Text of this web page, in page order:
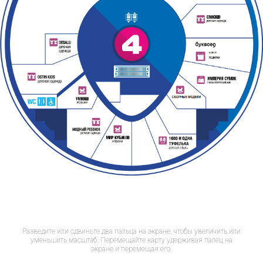
Разведите или сдвиньте два пальца на экране, чтобы увеличить или
уменьшить масштаб. Перемещайте карту удерживая палец на
экране и перемещая его.